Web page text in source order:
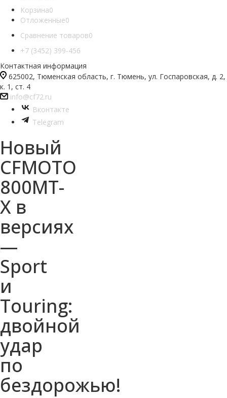
Корзина0
Отложенные0
Сравнение товаров0
+7 (3452) 399-456
Контактная информация
625002, Тюменская область, г. Тюмень, ул. Госпаровская, д. 2,
к. 1, ст. 4
info@cf72.ru
Вконтакте
Telegram
Новый
CFMOTO
800MT-
X в
версиях
—
Sport
и
Touring:
двойной
удар
по
бездорожью!